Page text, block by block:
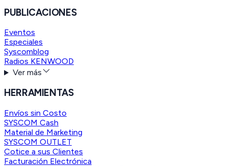
PUBLICACIONES
Eventos
Especiales
Syscomblog
Radios KENWOOD
Ver más
HERRAMIENTAS
Envíos sin Costo
SYSCOM Cash
Material de Marketing
SYSCOM OUTLET
Cotice a sus Clientes
Facturación Electrónica